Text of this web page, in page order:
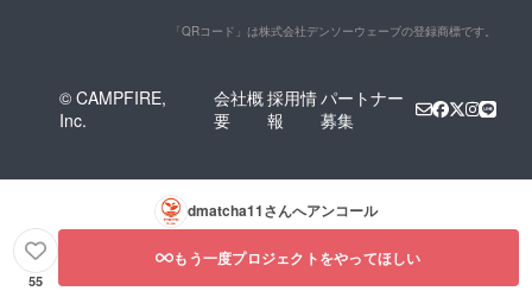
「QRコード」は株式会社デンソーウェーブの登録商標です。
© CAMPFIRE,
Inc.
会社概
要
採用情
報
パートナー
募集
dmatcha11さんへアンコール
55
もう一度プロジェクトをやってほしい